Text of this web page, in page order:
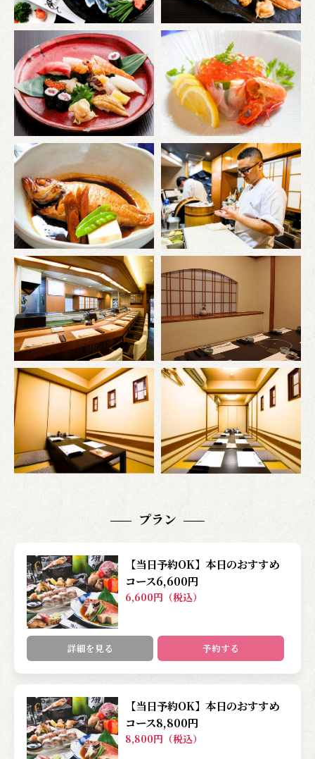
プラン
【当日予約OK】本日のおすすめ
コース6,600円
6,600円（税込）
詳細を見る 予約する
【当日予約OK】本日のおすすめ
コース8,800円
8,800円（税込）